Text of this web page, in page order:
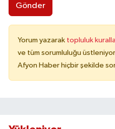
Gönder
Yorum yazarak topluluk
ve tüm sorumluluğu
Afyon Haber hiçbir şekilde